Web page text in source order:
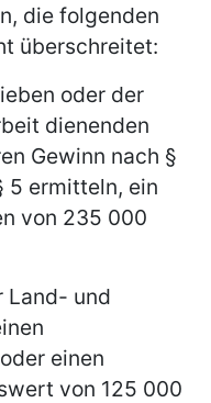
die folgenden
überschreitet:
oder der
dienenden
Gewinn nach §
5 ermitteln, ein
von 235 000
Land- und
einen
von 125 000